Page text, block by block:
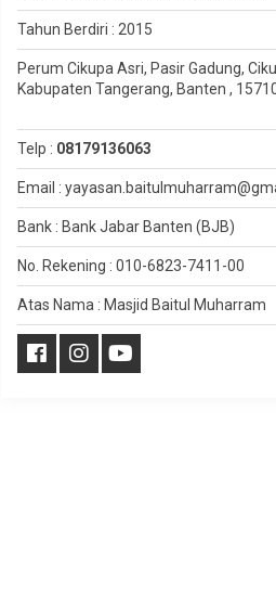
Tahun Berdiri : 2015
Perum Cikupa Asri, Pasir Gadung,
Kabupaten Tangerang, Banten ,
Telp : 08179136063
Email :
Bank : Bank Jabar Banten (BJB)
No. Rekening : 010-6823-7411-00
Atas Nama : Masjid Baitul Muharram